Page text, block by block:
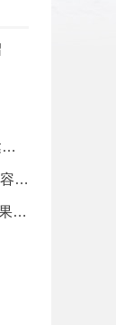
《梦幻模拟战1+2》1代全分支路线达成条件一览
《使命召唤16：现代战争》全版本内容介绍
《全面战争：三国》训练有素特质效果一览